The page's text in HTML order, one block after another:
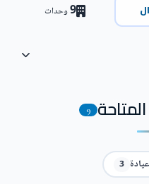
9وحدات
9
عيادة 3